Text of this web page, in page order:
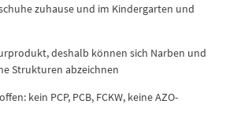
zuhause und im Kindergarten und
deshalb können sich Narben und
Strukturen abzeichnen
kein PCP, PCB, FCKW, keine AZO-